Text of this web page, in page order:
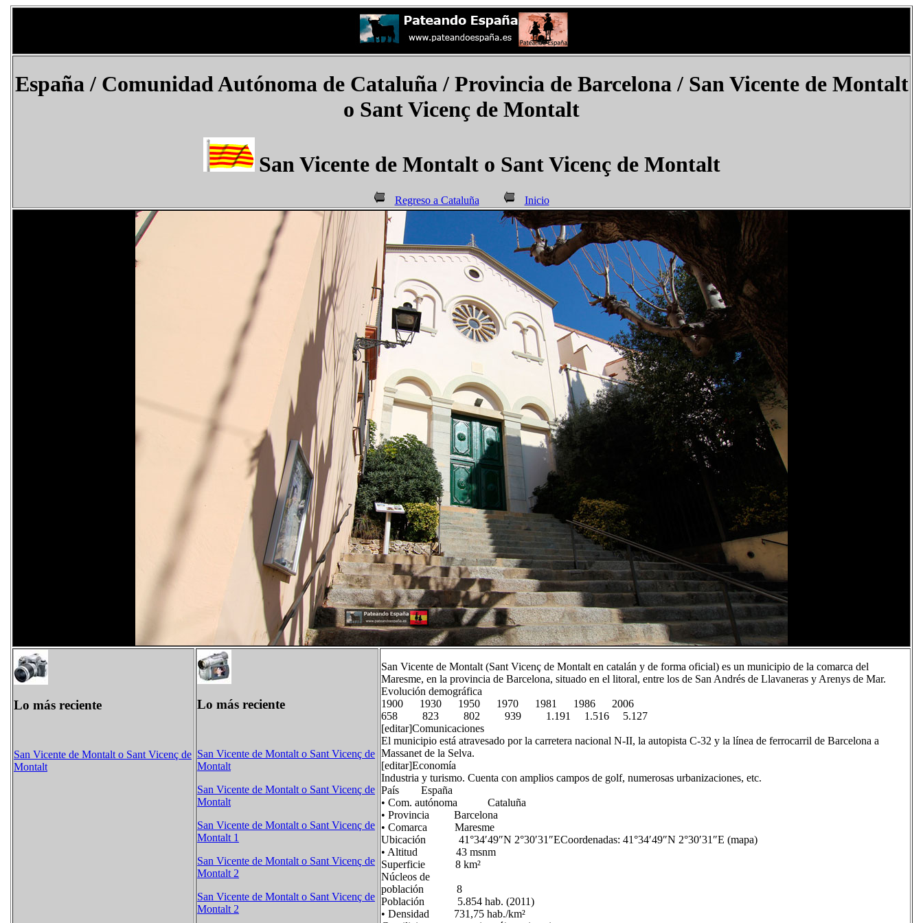
España/ Comunidad Autónoma deCataluña / Provincia de Barcelona / San Vicente de Montalt
o Sant Vicenç de Montalt
San Vicente de Montalt o Sant Vicenç de Montalt
Regreso a Cataluña Inicio
Lo más reciente
San Vicente de Montalt o Sant Vicenç de
Montalt
Lo más reciente
San Vicente de Montalt o Sant Vicenç de
Montalt
San Vicente de Montalt o Sant Vicenç de
Montalt
San Vicente de Montalt o Sant Vicenç de
Montalt 1
San Vicente de Montalt o Sant Vicenç de
Montalt 2
San Vicente de Montalt o Sant Vicenç de
Montalt 2
San Vicente de Montalt (Sant Vicenç de Montalt en catalán y de forma oficial) es un municipio de la comarca del
Maresme, en la provincia de Barcelona, situado en el litoral, entre los de San Andrés de Llavaneras y Arenys de Mar.
Evolución demográfica
1900 1930 1950 1970 1981 1986 2006
658 823 802 939 1.191 1.516 5.127
[editar]Comunicaciones
El municipio está atravesado por la carretera nacional N-II, la autopista C-32 y la línea de ferrocarril de Barcelona a
Massanet de la Selva.
[editar]Economía
Industria y turismo. Cuenta con amplios campos de golf, numerosas urbanizaciones, etc.
País España
• Com. autónoma Cataluña
• Provincia Barcelona
• Comarca Maresme
Ubicación 41°34′49″N 2°30′31″ECoordenadas: 41°34′49″N 2°30′31″E (mapa)
• Altitud 43 msnm
Superficie 8 km²
Núcleos de
población 8
Población 5.854 hab. (2011)
• Densidad 731,75 hab./km²